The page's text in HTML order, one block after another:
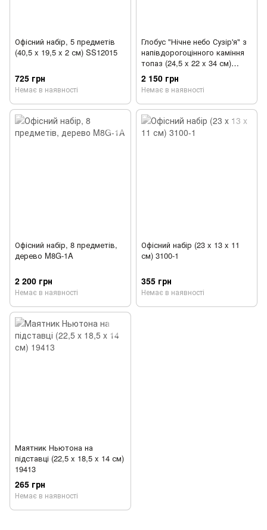
Офісний набір, 5 предметів
(40,5 x 19,5 x 2 см) SS12015
725 грн
Немає в наявності
Глобус "Нічне небо Сузір'я" з
напівдорогоцінного каміння
топаз (24,5 x 22 x 34 см)
S22001
2 150 грн
Немає в наявності
Офісний набір, 8 предметів,
дерево M8G-1A
2 200 грн
Немає в наявності
Офісний набір (23 x 13 x 11
см) 3100-1
355 грн
Немає в наявності
Маятник Ньютона на
підставці (22,5 x 18,5 x 14 см)
19413
265 грн
Немає в наявності